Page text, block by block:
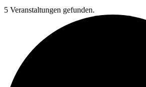
5 Veranstaltungen gefunden.